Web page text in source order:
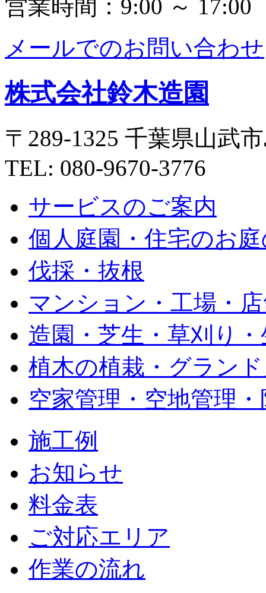
営業時間：9:00 ～ 17:00
メールでのお問い合わせ
株式会社鈴木造園
〒289-1325 千葉県山武
TEL: 080-9670-3776
サービスのご案内
個人庭園・住宅のお
伐採・抜根
マンション・工場・
造園・芝生・草刈り
植木の植栽・グラン
空家管理・空地管理
施工例
お知らせ
料金表
ご対応エリア
作業の流れ